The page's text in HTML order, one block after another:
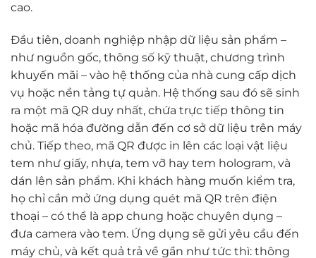
cao.
Đầu tiên, doanh nghiệp nhập dữ liệu sản phẩm –
như nguồn gốc, thông số kỹ thuật, chương trình
khuyến mãi – vào hệ thống của nhà cung cấp dịch
vụ hoặc nền tảng tự quản. Hệ thống sau đó sẽ sinh
ra một mã QR duy nhất, chứa trực tiếp thông tin
hoặc mã hóa đường dẫn đến cơ sở dữ liệu trên máy
chủ. Tiếp theo, mã QR được in lên các loại vật liệu
tem như giấy, nhựa, tem vỡ hay tem hologram, và
dán lên sản phẩm. Khi khách hàng muốn kiểm tra,
họ chỉ cần mở ứng dụng quét mã QR trên điện
thoại – có thể là app chung hoặc chuyên dụng –
đưa camera vào tem. Ứng dụng sẽ gửi yêu cầu đến
máy chủ, và kết quả trả về gần như tức thì: thông